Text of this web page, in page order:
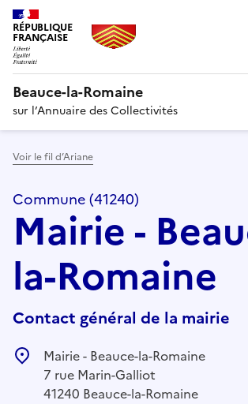
RÉPUBLIQUE
FRANÇAISE
Beauce-la-Romaine
sur l’Annuaire des Collectivités
Voir le fil d’Ariane
Commune (41240)
Mairie -
la-Romaine
Contact général de la mairie
Mairie - Beauce-la-Romaine
7 rue Marin-Galliot
41240 Beauce-la-Romaine